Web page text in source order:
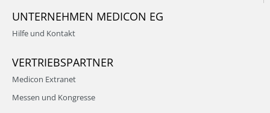
UNTERNEHMEN MEDICON EG
Hilfe und Kontakt
VERTRIEBSPARTNER
Medicon Extranet
Messen und Kongresse